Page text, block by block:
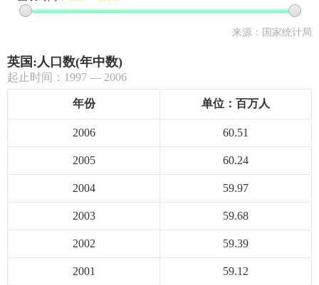
来源：国家统计局
英国:人口数(年中数)
起止时间：1997 — 2006
年份 单位：百万人
2006 60.51
2005 60.24
2004 59.97
2003 59.68
2002 59.39
2001 59.12